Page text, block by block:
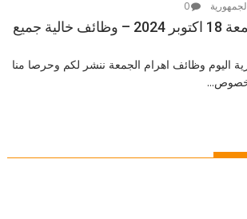
0
وظائف اهرام الجمعة 18 اكتوبر 2024 – وظائف خالية جميع
اليوم وظائف اهرام الجمعة ننشر لكم وحرصا منا